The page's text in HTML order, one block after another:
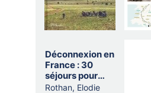
Déconnexion en
France : 30
séjours pour
respirer
Rothan, Elodie